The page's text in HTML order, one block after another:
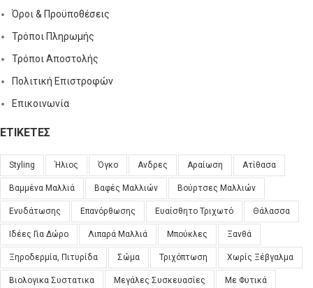
Όροι & Προϋποθέσεις
Τρόποι Πληρωμής
Τρόποι Αποστολής
Πολιτική Επιστροφών
Επικοινωνία
ΕΤΙΚΈΤΕΣ
Styling Ήλιος Όγκο Ανδρες Αραίωση Ατίθασα
Βαμμένα Μαλλιά Βαφές Μαλλιών Βούρτσες Μαλλιών
Ενυδάτωσης Επανόρθωσης Ευαίσθητο Τριχωτό Θάλασσα
Ιδέες Για Δώρο Λιπαρά Μαλλιά Μπούκλες Ξανθά
Ξηροδερμία, Πιτυρίδα Σώμα Τριχόπτωση Χωρίς Ξέβγαλμα
Βιολογικα Συστατικα Μεγάλες Συσκευασίες Με Φυτικά